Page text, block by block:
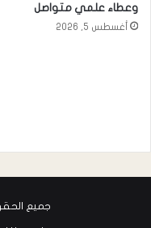
وعطاء علمي متواصل
أغسطس 5, 2026
جميع